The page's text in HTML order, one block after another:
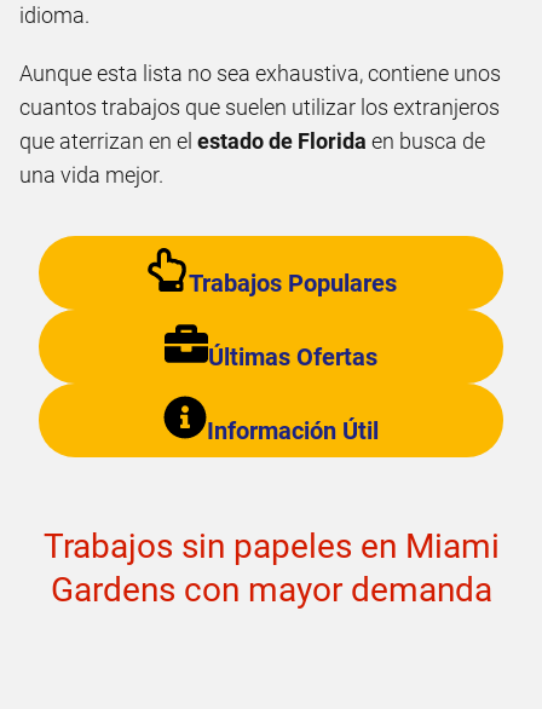
idioma.
Aunque esta lista no sea exhaustiva, contiene unos
cuantos trabajos que suelen utilizar los extranjeros
que aterrizan en el estado de Florida en busca de
una vida mejor.
Trabajos Populares
Últimas Ofertas
Información Útil
Trabajos sin papeles en Miami
Gardens con mayor demanda